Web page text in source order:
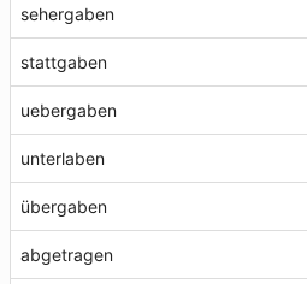
sehergaben
stattgaben
uebergaben
unterlaben
übergaben
abgetragen